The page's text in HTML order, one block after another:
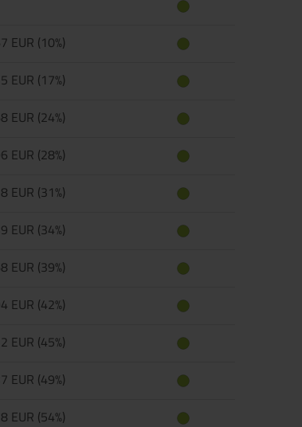
EUR (10%)
EUR (17%)
EUR (24%)
EUR (28%)
EUR (31%)
EUR (34%)
EUR (39%)
EUR (42%)
EUR (45%)
EUR (49%)
EUR (54%)